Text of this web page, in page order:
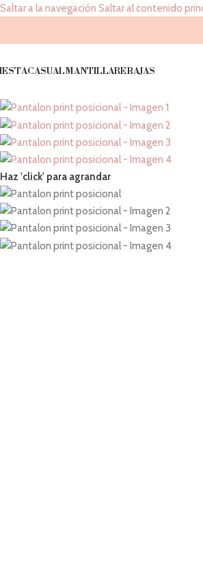
Saltar a la navegación Saltar al contenido
CASUALMANTILLAREBAJAS
Haz 'click' para agrandar